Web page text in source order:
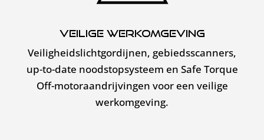
Veilige werkomgeving
Veiligheidslichtgordijnen, gebiedsscanners,
up-to-date noodstopsysteem en Safe Torque
Off-motoraandrijvingen voor een veilige
werkomgeving.